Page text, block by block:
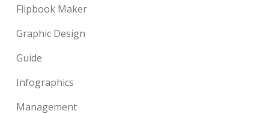
Flipbook Maker
Graphic Design
Guide
Infographics
Management